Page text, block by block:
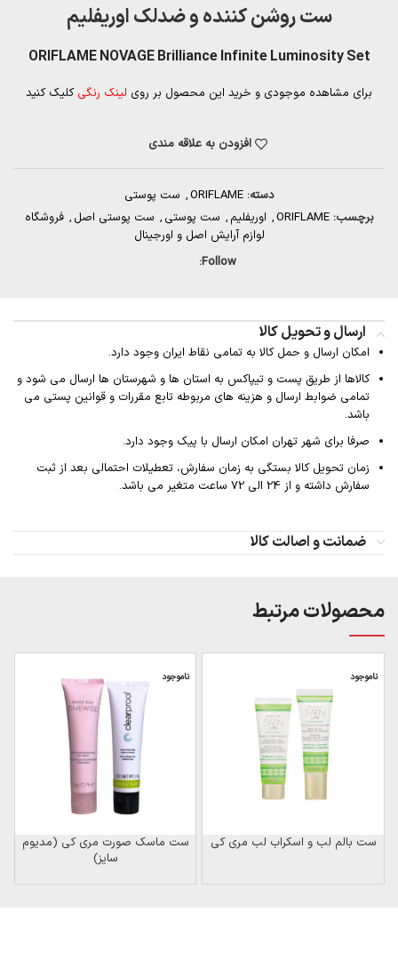
ست روشن کننده و ضدلک اوریفلیم
ORIFLAME NOVAGE Brilliance Infinite Luminosity Set
برای مشاهده موجودی و خرید این محصول بر روی لینک رنگی کلیک کنید
افزودن به علاقه مندی
دسته: ORIFLAME
, ست پوستی
برچسب: ORIFLAME
, اوریفلیم , ست پوستی , ست پوستی اصل , فروشگاه
لوازم آرایش اصل و اورجینال
Follow:
ارسال و تحویل کالا
امکان ارسال و حمل کالا به تمامی نقاط ایران وجود دارد.
کالاها از طریق پست و تیپاکس به استان ها و شهرستان ها ارسال می شود و
تمامی ضوابط ارسال و هزینه های مربوطه تابع مقررات و قوانین پستی می
باشد.
صرفا برای شهر تهران امکان ارسال با پیک وجود دارد.
زمان تحویل کالا بستگی به زمان سفارش، تعطیلات احتمالی بعد از ثبت
سفارش داشته و از 24 الی 72 ساعت متغیر می باشد.
ضمانت و اصالت کالا
محصولات مرتبط
ناموجود
ست بالم لب و اسکراب لب مری کی
ناموجود
ست ماسک صورت مری کی (مدیوم
سایز)